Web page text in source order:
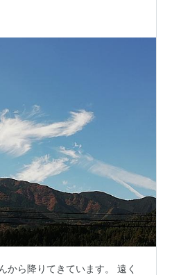
から降りてきています。 遠く